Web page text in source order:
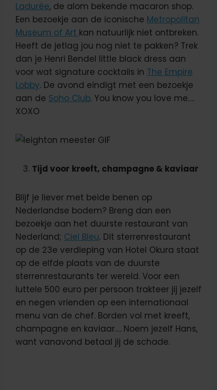
Ladurée, de alom bekende macaron shop.
Een bezoekje aan de iconische Metropolitan
Museum of Art kan natuurlijk niet ontbreken.
Heeft de jetlag jou nog niet te pakken? Trek
dan je Henri Bendel little black dress aan
voor wat signature cocktails in The Empire
Lobby. De avond eindigt met een bezoekje
aan de Soho Club. You know you love me….
XOXO
Tijd voor kreeft, champagne & kaviaar
Blijf je liever met beide benen op
Nederlandse bodem? Breng dan een
bezoekje aan het duurste restaurant van
Nederland; Ciel Bleu. Dit sterrenrestaurant
op de 23e verdieping van Hotel Okura staat
op de elfde plaats van de duurste
sterrenrestaurants ter wereld. Voor een
luttele 500 euro per persoon trakteer jij jezelf
en negen vrienden op een internationaal
menu van de chef. Borden vol met kreeft,
champagne en kaviaar…. Noem jezelf Hans,
want vanavond betaal jij de schade.